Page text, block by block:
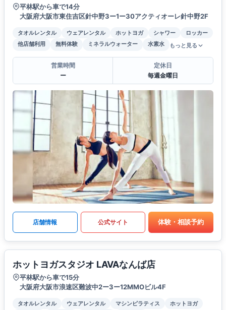
平林駅から車で14分
大阪府大阪市東住吉区針中野3ー1ー30アクティオーレ針中野2F
タオルレンタル ウェアレンタル ホットヨガ シャワー
ロッカー
他店舗利用
無料体験 ミネラルウォーター 水素水 もっと見る
営業時間
ー
定休日
毎週金曜日
店舗情報 公式サイト 体験・相談予約
ホットヨガスタジオ LAVAなんば店
平林駅から車で15分
大阪府大阪市浪速区難波中2ー3ー12MMOビル4F
タオルレンタル ウェアレンタル マシンピラティス
ホットヨガ